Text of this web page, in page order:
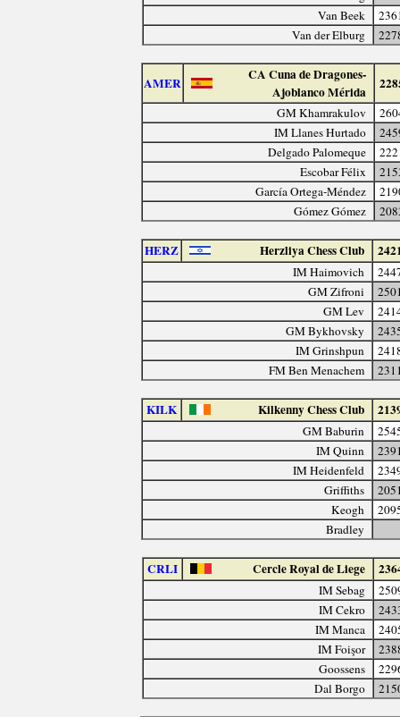
Van Beek
Van der Elburg
AMER
CA Cuna de Dragones-
Ajoblanco Mérida
GM Khamrakulov
IM Llanes Hurtado
Delgado Palomeque
Escobar Félix
García Ortega-Méndez
Gómez Gómez
HERZ Herzliya Chess Club
IM Haimovich
GM Zifroni
GM Lev
GM Bykhovsky
IM Grinshpun
FM Ben Menachem
KILK Kilkenny Chess Club
GM Baburin
IM Quinn
IM Heidenfeld
Griffiths
Keogh
Bradley
CRLI Cercle Royal de Liege
IM Sebag
IM Cekro
IM Manca
IM Foişor
Goossens
Dal Borgo